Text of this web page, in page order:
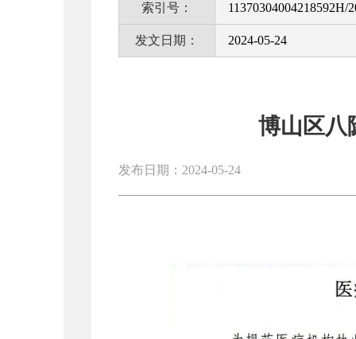
索引号： 11370304004218592H/
发文日期： 2024-05-24
博山区八
发布日期：2024-05-24